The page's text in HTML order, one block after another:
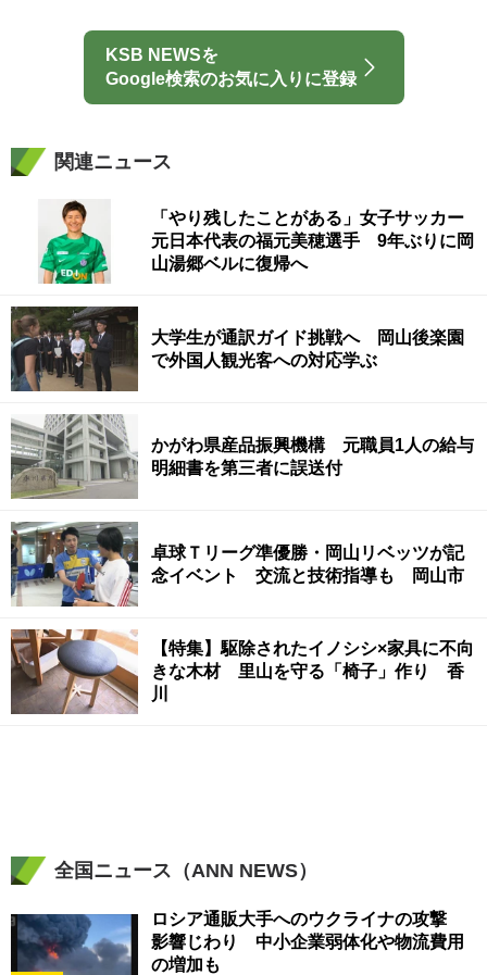
KSB NEWSを
Google検索のお気に入りに登録
関連ニュース
「やり残したことがある」女子サッカー
元日本代表の福元美穂選手 9年ぶりに岡
山湯郷ベルに復帰へ
大学生が通訳ガイド挑戦へ 岡山後楽園
で外国人観光客への対応学ぶ
かがわ県産品振興機構 元職員1人の給与
明細書を第三者に誤送付
卓球Ｔリーグ準優勝・岡山リベッツが記
念イベント 交流と技術指導も 岡山市
【特集】駆除されたイノシシ×家具に不向
きな木材 里山を守る「椅子」作り 香
川
全国ニュース（ANN NEWS）
ロシア通販大手へのウクライナの攻撃
影響じわり 中小企業弱体化や物流費用
の増加も